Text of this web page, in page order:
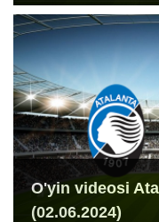
O'yin videosi
(02.06.2024)